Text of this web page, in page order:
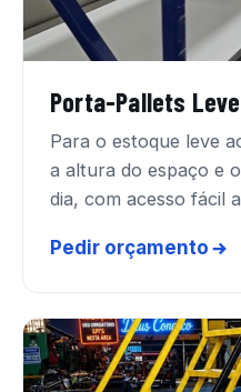
Porta-Pallets
Para o estoque leve
a altura do espaço e
dia, com acesso fácil
Pedir orçamento